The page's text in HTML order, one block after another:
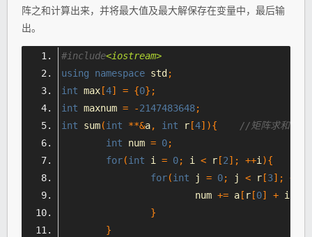
阵之和计算出来，并将最大值及最大解保存在变量中，最后输
出。
#include<iostream>
using
namespace std ;
int max [4] = {0};
int maxnum = -2147483648;
int sum(int **&a, int r [4]){
//矩阵求和
int num = 0;
for(int i = 0; i < r [2]; ++i ){
for(int j = 0; j < r [3]; ++
			num
+= a [ r [0] + i
}
}